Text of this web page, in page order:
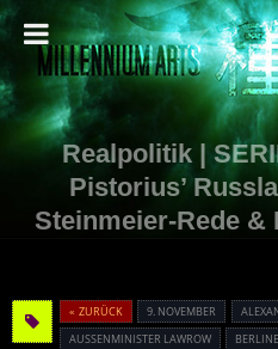
Realpolitik |
Pistorius’
Steinmeier-Rede &
« ZURÜCK 9. NOVEMBER
AUSSENMINISTER LAWROW